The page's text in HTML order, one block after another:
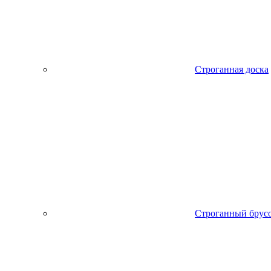
Строганная доска
Строганный